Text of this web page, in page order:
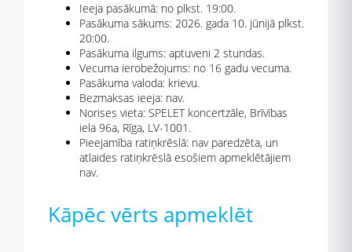
Ieeja pasākumā: no plkst. 19:00.
Pasākuma sākums: 2026. gada 10. jūnijā plkst.
20:00.
Pasākuma ilgums: aptuveni 2 stundas.
Vecuma ierobežojums: no 16 gadu vecuma.
Pasākuma valoda: krievu.
Bezmaksas ieeja: nav.
Norises vieta: SPELET koncertzāle, Brīvības
iela 96a, Rīga, LV-1001.
Pieejamība ratiņkrēslā: nav paredzēta, un
atlaides ratiņkrēslā esošiem apmeklētājiem
nav.
Kāpēc vērts apmeklēt